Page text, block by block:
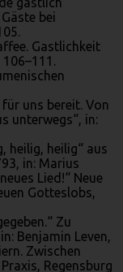
bei
Gastlichkeit
uns bereit. Von
unterwegs“, in:
heilig, heilig“ aus
in: Marius
Lied!“ Neue
Gotteslobs,
Zu
Benjamin Leven,
Zwischen
Regensburg